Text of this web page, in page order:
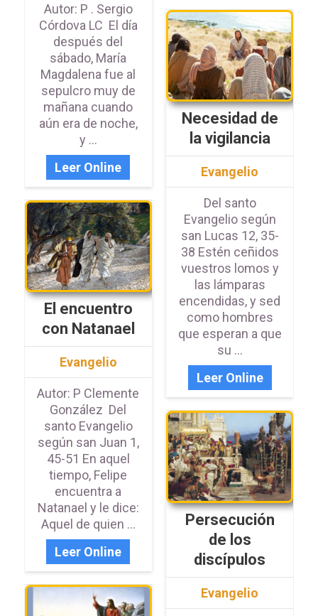
Autor: P . Sergio
Córdova LC El día
después del
sábado, María
Magdalena fue al
sepulcro muy de
mañana cuando
aún era de noche,
y ...
Leer Online
Necesidad de
la vigilancia
Evangelio
Del santo
Evangelio según
san Lucas 12, 35-
38 Estén ceñidos
vuestros lomos y
las lámparas
encendidas, y sed
como hombres
que esperan a que
su ...
Leer Online
El encuentro
con Natanael
Evangelio
Autor: P Clemente
González Del
santo Evangelio
según san Juan 1,
45-51 En aquel
tiempo, Felipe
encuentra a
Natanael y le dice:
Aquel de quien ...
Leer Online
Persecución
de los
discípulos
Evangelio